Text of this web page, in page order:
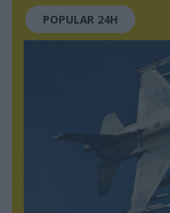
POPULAR 24H